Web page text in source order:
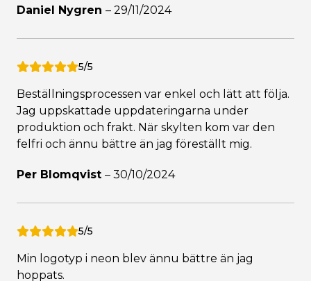
Daniel Nygren – 29/11/2024
5/5
Beställningsprocessen var enkel och lätt att följa.
Jag uppskattade uppdateringarna under
produktion och frakt. När skylten kom var den
felfri och ännu bättre än jag föreställt mig.
Per Blomqvist – 30/10/2024
5/5
Min logotyp i neon blev ännu bättre än jag
hoppats.